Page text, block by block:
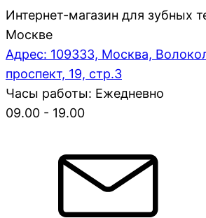
Интернет-магазин для зубных
Москве
Адрес: 109333, Москва,
проспект, 19, стр.3
Часы работы: Ежедневно
09.00 - 19.00